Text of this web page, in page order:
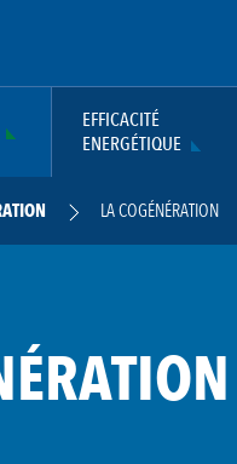
EFFICACITÉ
ENERGÉTIQUE
LA COGÉNÉRATION